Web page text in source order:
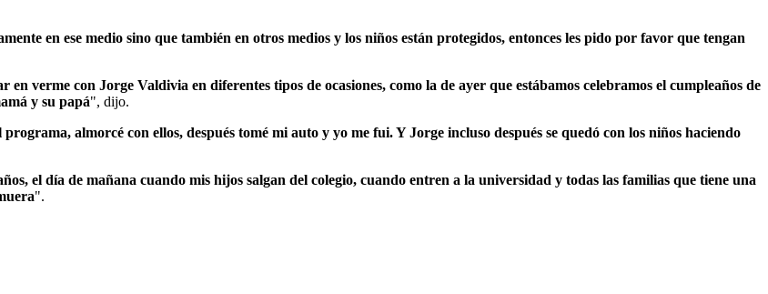
en ese medio sino que también en otros medios y los niños están protegidos, entonces les pido por favor que tengan
en verme con Jorge Valdivia en diferentes tipos de ocasiones, como la de ayer que estábamos celebramos el cumpleaños de
y su papá", dijo.
almorcé con ellos, después tomé mi auto y yo me fui. Y Jorge incluso después se quedó con los niños haciendo
el día de mañana cuando mis hijos salgan del colegio, cuando entren a la universidad y todas las familias que tiene una
".